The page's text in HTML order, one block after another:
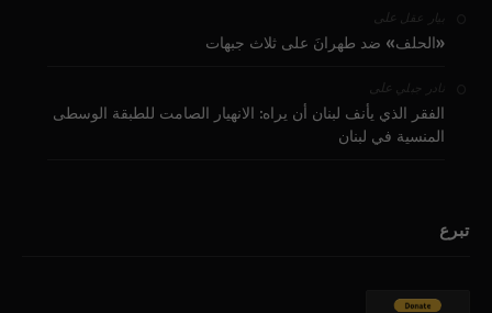
بيار عقل على
«الحلف» ضد طهرانَ على ثلاث جبهات
نادر جبلي على
الفقر الذي يأنف لبنان أن يراه: الانهيار الصامت للطبقة الوسطى
المنسية في لبنان
تبرع